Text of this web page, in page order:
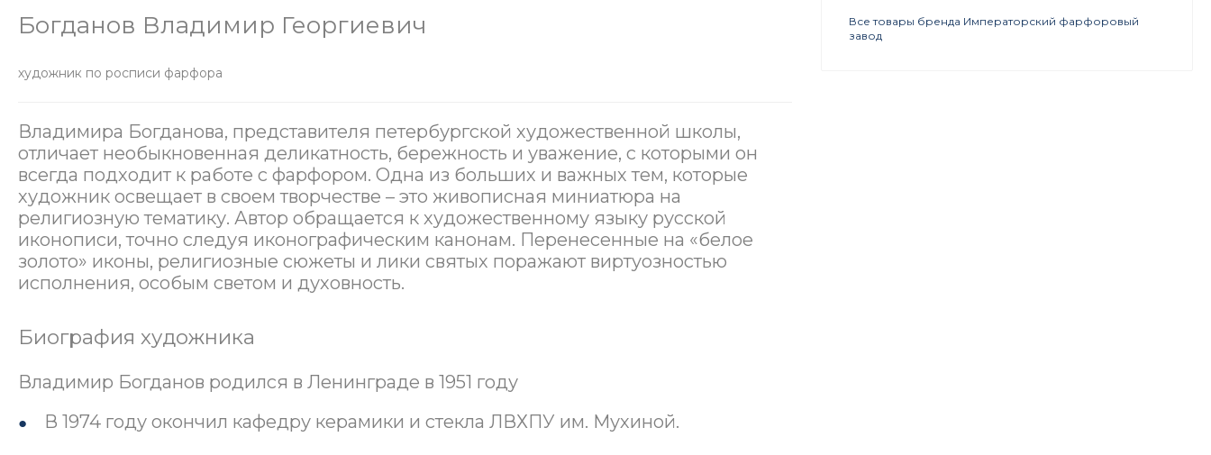
Богданов Владимир Георгиевич
художник по росписи фарфора
Владимира Богданова, представителя петербургской художественной школы,
отличает необыкновенная деликатность, бережность и уважение, с которыми он
всегда подходит к работе с фарфором. Одна из больших и важных тем, которые
художник освещает в своем творчестве – это живописная миниатюра на
религиозную тематику. Автор обращается к художественному языку русской
иконописи, точно следуя иконографическим канонам. Перенесенные на «белое
золото» иконы, религиозные сюжеты и лики святых поражают виртуозностью
исполнения, особым светом и духовность.
Биография художника
Владимир Богданов родился в Ленинграде в 1951 году
В 1974 году окончил кафедру керамики и стекла ЛВХПУ им. Мухиной.
Все товары бренда Императорский фарфоровый
завод